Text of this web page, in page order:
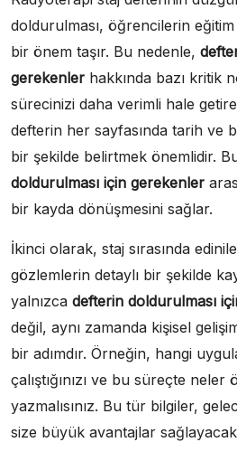
doldurulması, öğrencilerin
bir önem taşır. Bu nedenle,
gerekenler hakkında bazı kritik
sürecinizi daha verimli hale
defterin her sayfasında tarih ve
bir şekilde belirtmek önemlidir.
doldurulması için gerekenler
bir kayda dönüşmesini sağlar.
İkinci olarak, staj sırasında
gözlemlerin detaylı bir şekilde
yalnızca defterin doldurulması
değil, aynı zamanda kişisel
bir adımdır. Örneğin, hangi
çalıştığınızı ve bu süreçte neler
yazmalısınız. Bu tür bilgiler,
size büyük avantajlar